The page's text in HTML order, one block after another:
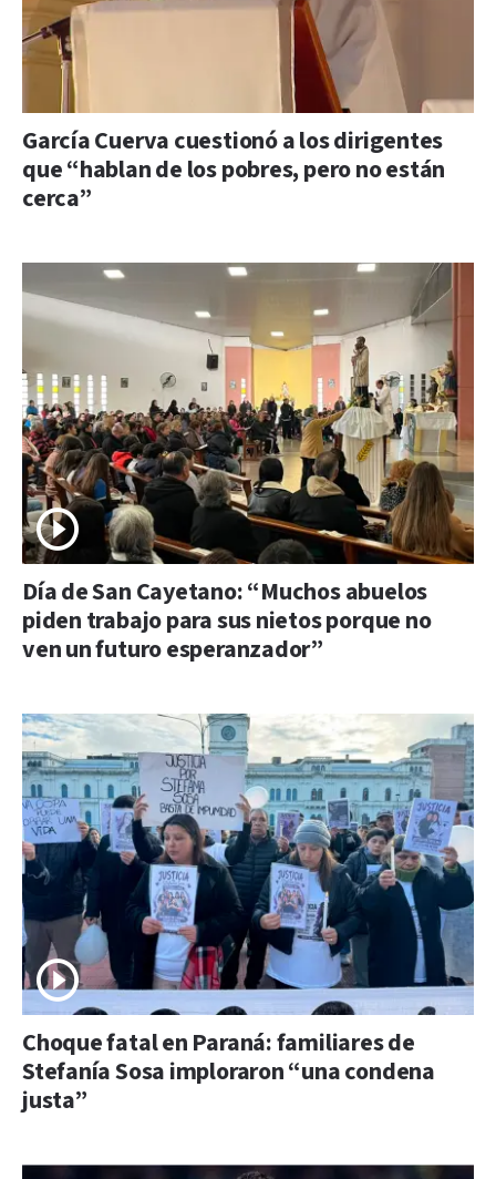
García Cuerva cuestionó a los dirigentes
que “hablan de los pobres, pero no están
cerca”
Día de San Cayetano: “Muchos abuelos
piden trabajo para sus nietos porque no
ven un futuro esperanzador”
Choque fatal en Paraná: familiares de
Stefanía Sosa imploraron “una condena
justa”